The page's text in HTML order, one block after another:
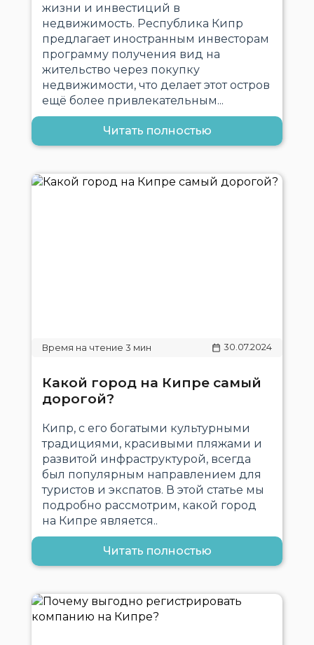
жизни и инвестиций в
недвижимость. Республика Кипр
предлагает иностранным инвесторам
программу получения вид на
жительство через покупку
недвижимости, что делает этот остров
ещё более привлекательным...
Читать полностью
30.07.2024
Какой город на Кипре самый
дорогой?
Кипр, с его богатыми культурными
традициями, красивыми пляжами и
развитой инфраструктурой, всегда
был популярным направлением для
туристов и экспатов. В этой статье мы
подробно рассмотрим, какой город
на Кипре является..
Читать полностью